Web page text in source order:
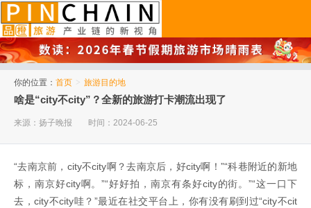
你的位置： 首页 > 旅游目的地
啥是“city不city”？全新的旅游打卡潮流出现了
来源：扬子晚报 时间：2024-06-25
“去南京前，city不city啊？去南京后，好city啊！”“科巷附近的新地
标，南京好city啊。”“好好拍，南京有条好city的街。”“这一口下
去，city不city哇？”最近在社交平台上，你有没有刷到过“city不cit